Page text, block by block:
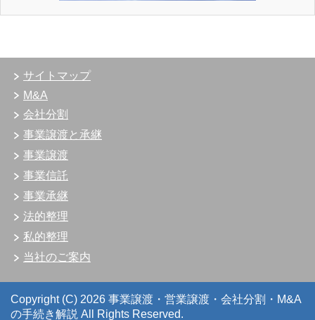
サイトマップ
M&A
会社分割
事業譲渡と承継
事業譲渡
事業信託
事業承継
法的整理
私的整理
当社のご案内
Copyright (C) 2026 事業譲渡・営業譲渡・会社分割・M&A
の手続き解説 All Rights Reserved.